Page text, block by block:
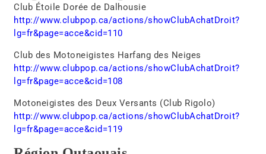
Club Étoile Dorée de Dalhousie
http://www.clubpop.ca/actions/showClubAchatDroit?
lg=fr&page=acce&cid=110
Club des Motoneigistes Harfang des Neiges
http://www.clubpop.ca/actions/showClubAchatDroit?
lg=fr&page=acce&cid=108
Motoneigistes des Deux Versants (Club Rigolo)
http://www.clubpop.ca/actions/showClubAchatDroit?
lg=fr&page=acce&cid=119